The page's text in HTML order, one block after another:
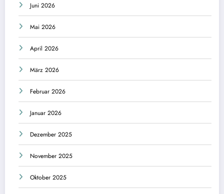
Juni 2026
Mai 2026
April 2026
März 2026
Februar 2026
Januar 2026
Dezember 2025
November 2025
Oktober 2025